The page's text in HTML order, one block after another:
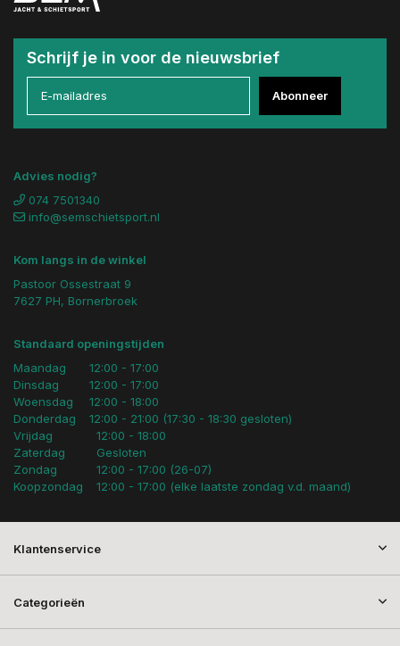
Schrijf je in voor de nieuwsbrief
Abonneer
Advies nodig?
074 7501340
info@semschietsport.nl
Kom langs in de winkel
Pastoor Ossestraat 9
7627 PH, Bornerbroek
Standaard openingstijden
Maandag
Dinsdag
Woensdag
Donderdag
12:00 - 17:00
12:00 - 17:00
12:00 - 18:00
12:00 - 21:00 (17:30 - 18:30 gesloten)
Vrijdag
Zaterdag
Zondag
Koopzondag
12:00 - 18:00
Gesloten
12:00 - 17:00 (26-07)
12:00 - 17:00 (elke laatste zondag v.d. maand)
Klantenservice
Categorieën